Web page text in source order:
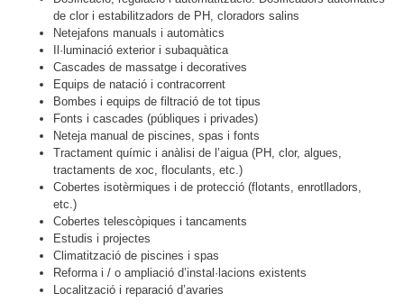
de clor i estabilitzadors de PH, cloradors salins
Netejafons manuals i automàtics
Il·luminació exterior i subaquàtica
Cascades de massatge i decoratives
Equips de natació i contracorrent
Bombes i equips de filtració de tot tipus
Fonts i cascades (públiques i privades)
Neteja manual de piscines, spas i fonts
Tractament químic i anàlisi de l’aigua (PH, clor, algues,
tractaments de xoc, floculants, etc.)
Cobertes isotèrmiques i de protecció (flotants, enrotlladors,
etc.)
Cobertes telescòpiques i tancaments
Estudis i projectes
Climatització de piscines i spas
Reforma i / o ampliació d’instal·lacions existents
Localització i reparació d’avaries